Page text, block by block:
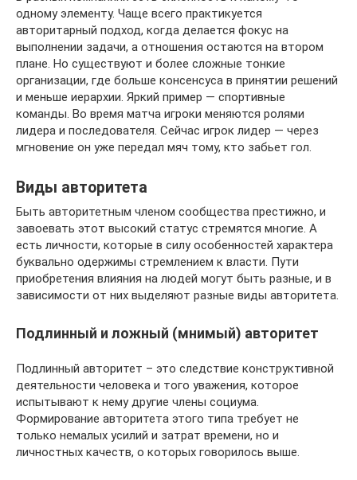
одному элементу. Чаще всего практикуется
авторитарный подход, когда делается фокус на
выполнении задачи, а отношения остаются на втором
плане. Но существуют и более сложные тонкие
организации, где больше консенсуса в принятии решений
и меньше иерархии. Яркий пример — спортивные
команды. Во время матча игроки меняются ролями
лидера и последователя. Сейчас игрок лидер — через
мгновение он уже передал мяч тому, кто забьет гол.
Виды авторитета
Быть авторитетным членом сообщества престижно, и
завоевать этот высокий статус стремятся многие. А
есть личности, которые в силу особенностей характера
буквально одержимы стремлением к власти. Пути
приобретения влияния на людей могут быть разные, и в
зависимости от них выделяют разные виды авторитета.
Подлинный и ложный (мнимый) авторитет
Подлинный авторитет – это следствие конструктивной
деятельности человека и того уважения, которое
испытывают к нему другие члены социума.
Формирование авторитета этого типа требует не
только немалых усилий и затрат времени, но и
личностных качеств, о которых говорилось выше.